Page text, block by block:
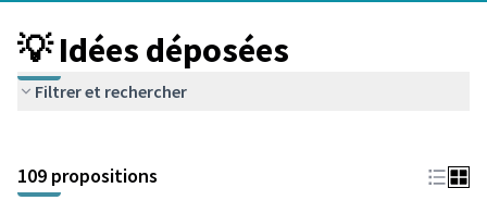
💡 Idées déposées
Filtrer et rechercher
+
−
109 propositions